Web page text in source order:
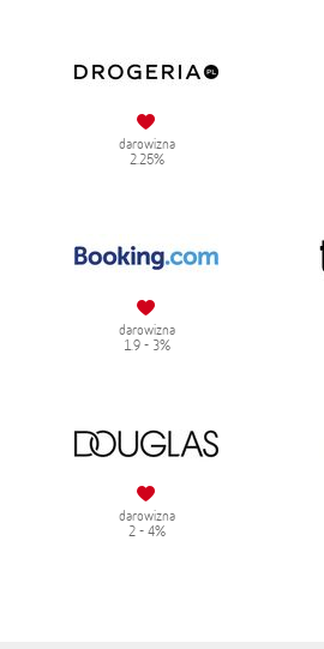
darowizna
2.25%
darowizna
1.9 - 3%
darowizna
2 - 4%